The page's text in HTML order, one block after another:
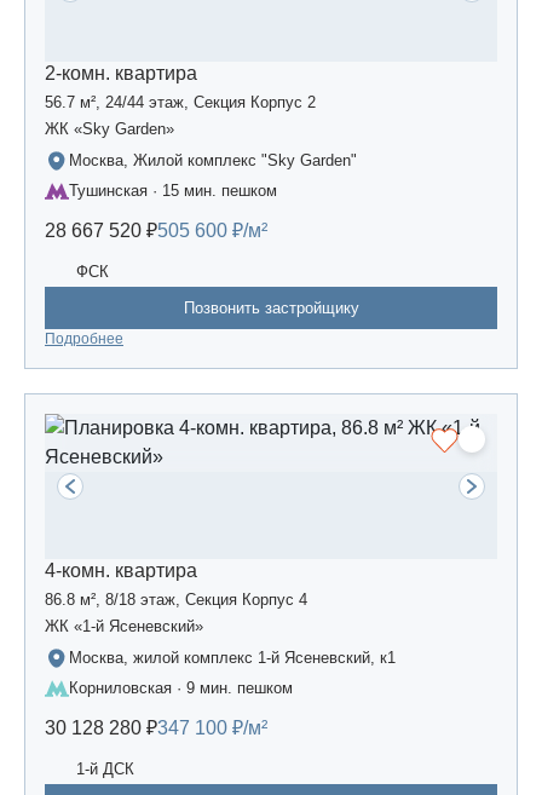
2-комн. квартира
56.7 м², 24/44 этаж, Секция Корпус 2
ЖК «Sky Garden»
Москва, Жилой комплекс "Sky Garden"
Тушинская · 15 мин. пешком
28 667 520 ₽505 600 ₽/м²
ФСК
Позвонить застройщику
Подробнее
4-комн. квартира
86.8 м², 8/18 этаж, Секция Корпус 4
ЖК «1-й Ясеневский»
Москва, жилой комплекс 1-й Ясеневский, к1
Корниловская · 9 мин. пешком
30 128 280 ₽347 100 ₽/м²
1-й ДСК